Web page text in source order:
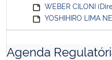
WEBER CILONI
YOSHIHIRO LIMA
Agenda